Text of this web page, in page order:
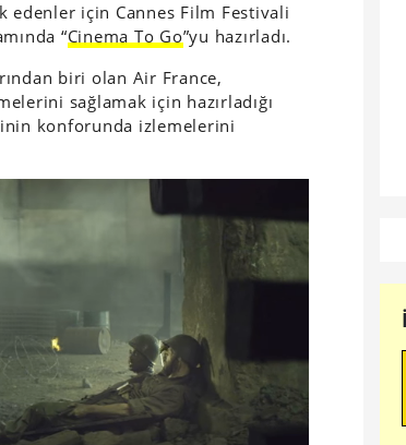
edenler için Cannes Film Festivali
“Cinema To Go”yu hazırladı.
biri olan Air France,
sağlamak için hazırladığı
konforunda izlemelerini